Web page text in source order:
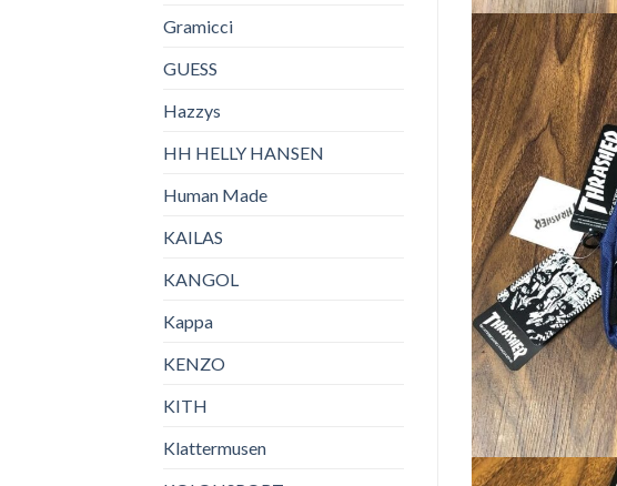
Gramicci
GUESS
Hazzys
HH HELLY HANSEN
Human Made
KAILAS
KANGOL
Kappa
KENZO
KITH
Klattermusen